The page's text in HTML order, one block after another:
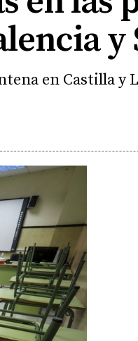
y
en Castilla y